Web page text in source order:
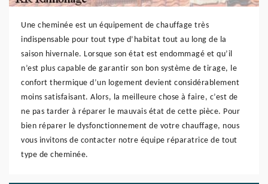
Une cheminée est un équipement de chauffage très
indispensable pour tout type d’habitat tout au long de la
saison hivernale. Lorsque son état est endommagé et qu’il
n’est plus capable de garantir son bon système de tirage, le
confort thermique d’un logement devient considérablement
moins satisfaisant. Alors, la meilleure chose à faire, c’est de
ne pas tarder à réparer le mauvais état de cette pièce. Pour
bien réparer le dysfonctionnement de votre chauffage, nous
vous invitons de contacter notre équipe réparatrice de tout
type de cheminée.